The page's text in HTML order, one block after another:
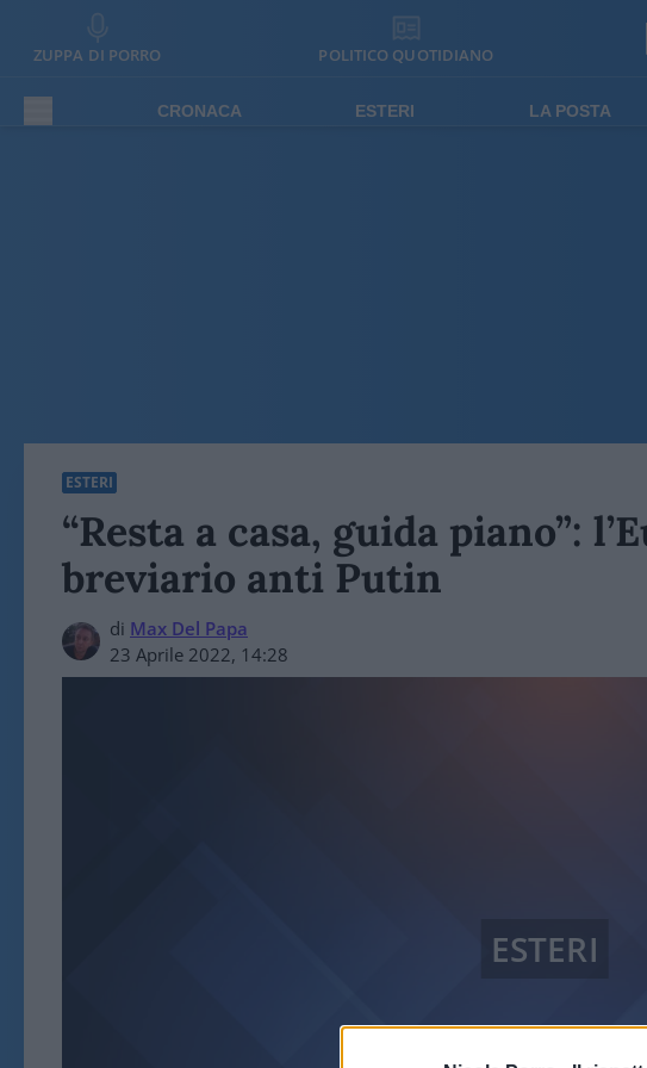
ZUPPA DI PORRO POLITICO QUOTIDIANO
CRONACA ESTERI LA POSTA
ESTERI
“Resta a casa, guida piano”:
breviario anti Putin
di Max Del Papa
23 Aprile 2022, 14:28
ESTERI